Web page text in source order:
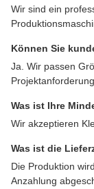
Wir sind ein
Können Sie
Ja. Wir passen
Was ist Ihre
Wir akzeptieren
Was ist die
Die Produktion
Anzahlung